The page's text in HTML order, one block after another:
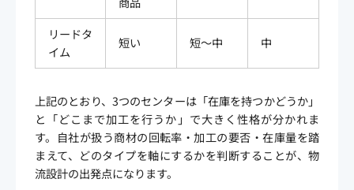
リードタ
イム
短い 短〜中 中
上記のとおり、3つのセンターは「在庫を持つかどうか」
と「どこまで加工を行うか」で大きく性格が分かれま
す。自社が扱う商材の回転率・加工の要否・在庫量を踏
まえて、どのタイプを軸にするかを判断することが、物
流設計の出発点になります。